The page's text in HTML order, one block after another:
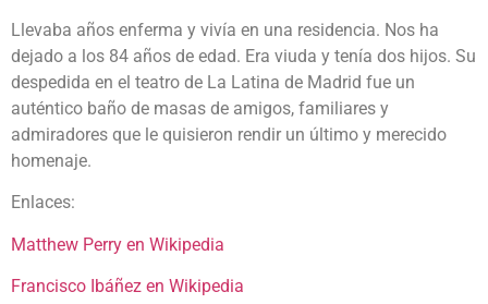
Llevaba años enferma y vivía en una residencia. Nos ha
dejado a los 84 años de edad. Era viuda y tenía dos hijos. Su
despedida en el teatro de La Latina de Madrid fue un
auténtico baño de masas de amigos, familiares y
admiradores que le quisieron rendir un último y merecido
homenaje.
Enlaces:
Matthew Perry en Wikipedia
Francisco Ibáñez en Wikipedia